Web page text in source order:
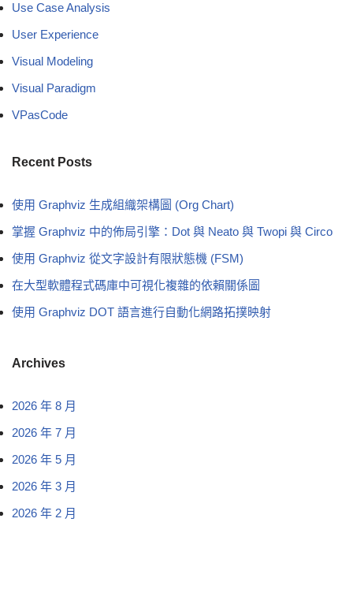
Use Case Analysis
User Experience
Visual Modeling
Visual Paradigm
VPasCode
Recent Posts
使用 Graphviz 生成組織架構圖 (Org Chart)
掌握 Graphviz 中的佈局引擎：Dot 與 Neato 與 Twopi 與 Circo
使用 Graphviz 從文字設計有限狀態機 (FSM)
在大型軟體程式碼庫中可視化複雜的依賴關係圖
使用 Graphviz DOT 語言進行自動化網路拓撲映射
Archives
2026 年 8 月
2026 年 7 月
2026 年 5 月
2026 年 3 月
2026 年 2 月